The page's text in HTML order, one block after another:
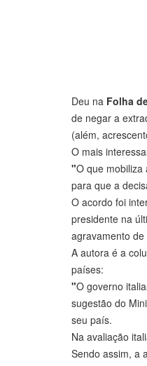
Deu na Folha
de negar a
(além,
O mais
"O que mobiliza
para que a
O acordo foi
presidente na
agravamento
A autora é a
países:
"O governo
sugestão do
seu país.
Na avaliação
Sendo assim, a